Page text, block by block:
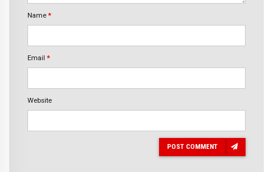
Name *
Email *
Website
POST COMMENT